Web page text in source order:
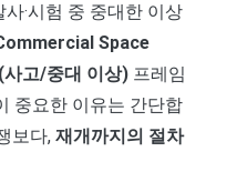
·시험 중 중대한 이상
Space
고/중대 이상) 프레임
중요한 이유는 간단합
보다, 재개까지의 절차